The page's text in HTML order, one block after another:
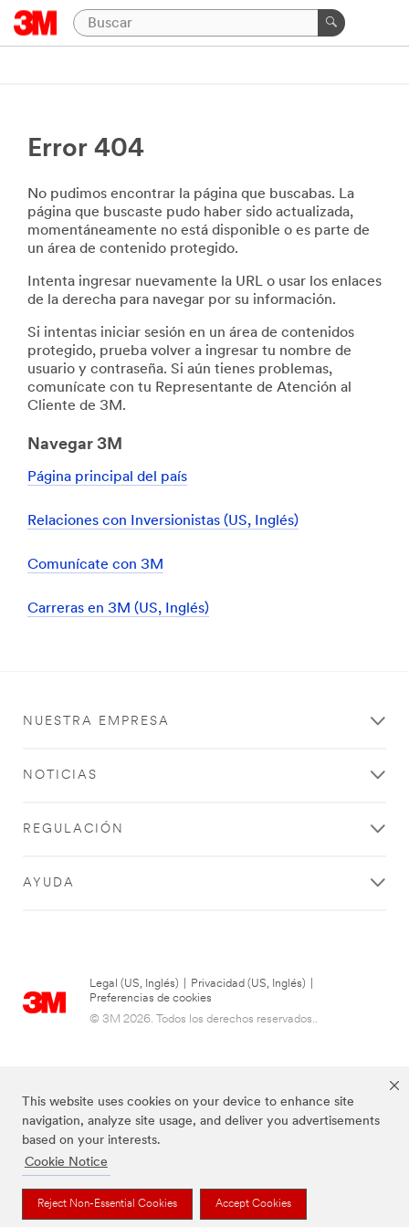
This website uses cookies on your device to enhance site
navigation, analyze site usage, and deliver you advertisements
based on your interests.
Cookie Notice
Reject Non-Essential Cookies Accept Cookies
Error 404
No pudimos encontrar la página que buscabas. La
página que buscaste pudo haber sido actualizada,
momentáneamente no está disponible o es parte de
un área de contenido protegido.
Intenta ingresar nuevamente la URL o usar los enlaces
de la derecha para navegar por su información.
Si intentas iniciar sesión en un área de contenidos
protegido, prueba volver a ingresar tu nombre de
usuario y contraseña. Si aún tienes problemas,
comunícate con tu Representante de Atención al
Cliente de 3M.
Navegar 3M
Página principal del país
Relaciones con Inversionistas (US, Inglés)
Comunícate con 3M
Carreras en 3M (US, Inglés)
NUESTRA EMPRESA
NOTICIAS
REGULACIÓN
AYUDA
Legal (US, Inglés) Privacidad (US, Inglés)
Preferencias de cookies
© 3M 2026. Todos los derechos reservados..
Las marcas mencionadas anteriormente son marcas comerciales de 3M.